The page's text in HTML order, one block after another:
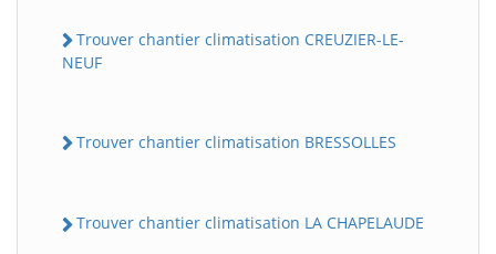
Trouver chantier climatisation CREUZIER-LE-
NEUF
Trouver chantier climatisation BRESSOLLES
Trouver chantier climatisation LA CHAPELAUDE